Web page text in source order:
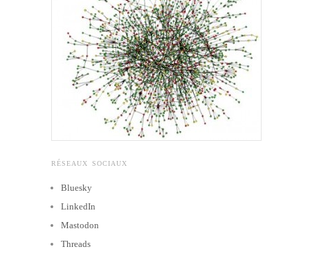
RÉSEAUX SOCIAUX
Bluesky
LinkedIn
Mastodon
Threads